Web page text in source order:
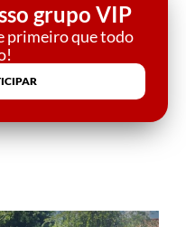
grupo VIP
primeiro que todo